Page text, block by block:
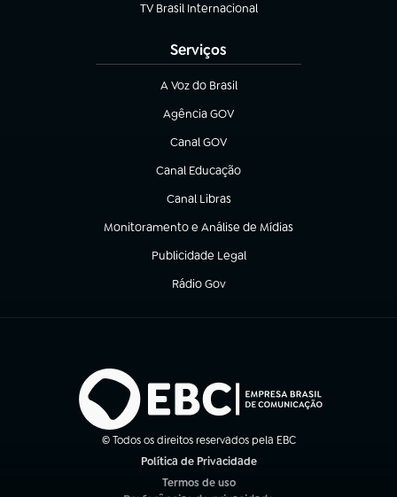
TV Brasil Internacional
(abre em nova aba)
Serviços
A Voz do Brasil
(abre em nova aba)
Agência GOV
(abre em nova aba)
Canal GOV
(abre em nova aba)
Canal Educação
(abre em nova aba)
Canal Libras
(abre em nova aba)
Monitoramento e Análise de Mídias
(abre em nova aba)
Publicidade Legal
(abre em nova aba)
Rádio Gov
(abre em nova aba)
© Todos os direitos reservados pela EBC
Política de Privacidade
Termos de uso
(abre em nova aba)